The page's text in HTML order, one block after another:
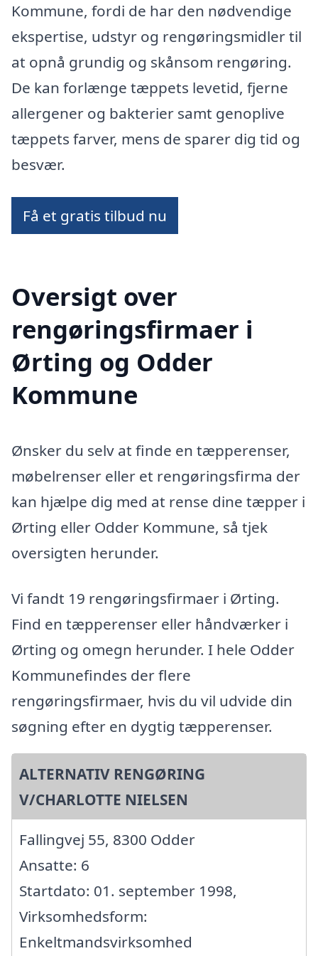
Kommune, fordi de har den nødvendige
ekspertise, udstyr og rengøringsmidler til
at opnå grundig og skånsom rengøring.
De kan forlænge tæppets levetid, fjerne
allergener og bakterier samt genoplive
tæppets farver, mens de sparer dig tid og
besvær.
Få et gratis tilbud nu
Oversigt over
rengøringsfirmaer i
Ørting og Odder
Kommune
Ønsker du selv at finde en tæpperenser,
møbelrenser eller et rengøringsfirma der
kan hjælpe dig med at rense dine tæpper i
Ørting eller Odder Kommune, så tjek
oversigten herunder.
Vi fandt 19 rengøringsfirmaer i Ørting.
Find en tæpperenser eller håndværker i
Ørting og omegn herunder. I hele Odder
Kommunefindes der flere
rengøringsfirmaer, hvis du vil udvide din
søgning efter en dygtig tæpperenser.
ALTERNATIV RENGØRING
V/CHARLOTTE NIELSEN
Fallingvej 55, 8300 Odder
Ansatte: 6
Startdato: 01. september 1998,
Virksomhedsform:
Enkeltmandsvirksomhed